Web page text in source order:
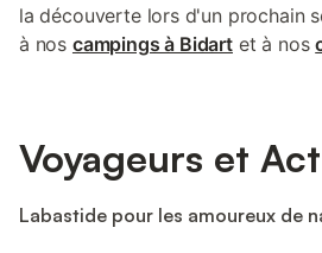
la découverte lors d'un prochain
à nos campings à Bidartet à nos
Voyageurs et
Labastide pour les amoureux de